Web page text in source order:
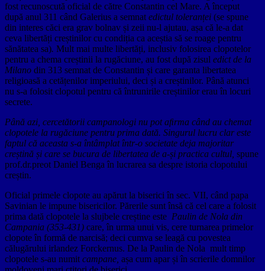
fost recunoscută oficial de către Constantin cel Mare. A început
după anul 311 când Galerius a semnatedictul toleranței (se spune
din interes căci era grav bolnav și zeii nu-l ajutau, așa că le-a dat
ceva libertăți creștinilor cu condiția ca aceștia să se roage pentru
sănătatea sa). Mult mai multe libertăți, inclusiv folosirea clopotelor
pentru a chema creștinii la rugăciune, au fost după zisul edict de la
Milano din 313 semnat de Constantin și care garanta libertatea
religioasă a cetățenilor imperiului, deci și a creștinilor. Până atunci
nu s-a folosit clopotul pentru că întrunirile creștinilor erau în locuri
secrete.
Până azi, cercetătorii campanologi nu pot aﬁrma când au chemat
clopotele la rugăciune pentru prima dată. Singurul lucru clar este
faptul că aceasta s-a întâmplat într-o societate deja majoritar
creștină și care se bucura de libertatea de a-și practica cultul, spune
prof.dr.preot Daniel Benga în lucrarea sa despre istoria clopotului
creștin.
Oficial primele clopote au apărut la biserici în sec. VII, când papa
Savinian le impune bisericilor. Părerile sunt însă că cel care a folosit
prima dată clopotele la slujbele creștine este Paulin de Nola din
Campania (353-431) care, în urma unui vis, cere turnarea primelor
clopote în formă de narcisă; deci cumva se leagă cu povestea
călugărului irlandez Forckernus. De la Paulin de Nola mult timp
clopotele s-au numitcampane, așa cum apar și în scrierile domnilor